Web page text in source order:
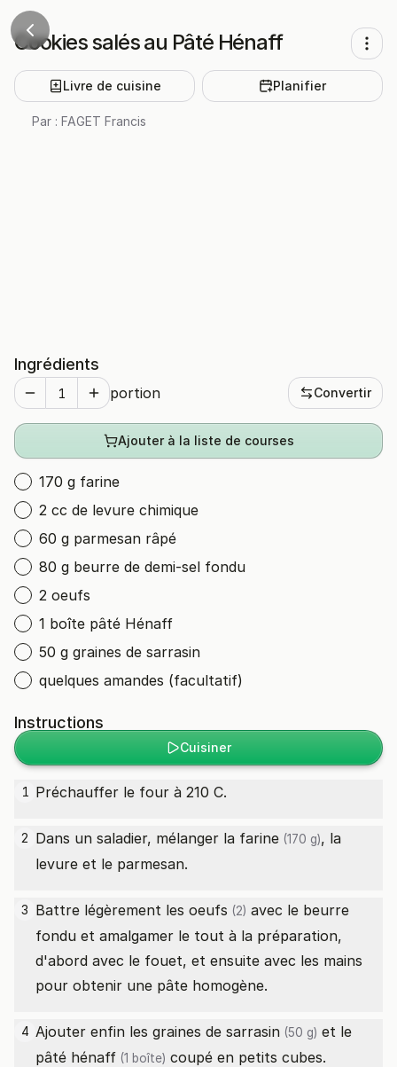
Cookies salés au Pâté Hénaff
Livre de cuisine Planifier
Par : FAGET Francis
Ingrédients
portion Convertir
Ajouter à la liste de courses
170 g farine
2 cc de levure chimique
60 g parmesan râpé
80 g beurre de demi-sel fondu
2 oeufs
1 boîte pâté Hénaff
50 g graines de sarrasin
quelques amandes (facultatif)
Instructions
Cuisiner
1 Préchauffer le four à 210 C.
2 Dans un saladier, mélanger la farine (170 g), la
levure et le parmesan.
3 Battre légèrement les oeufs (2) avec le beurre
fondu et amalgamer le tout à la préparation,
d'abord avec le fouet, et ensuite avec les mains
pour obtenir une pâte homogène.
4 Ajouter enfin les graines de sarrasin (50 g) et le
pâté hénaff (1 boîte) coupé en petits cubes.